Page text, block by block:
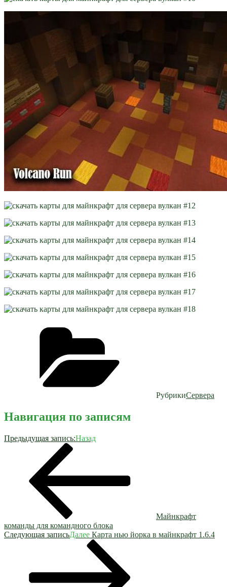
РубрикиСервера
Навигация по записям
Предыдущая запись:Назад
Майнкрафт
команды для командного блока
Следующая записьДалее Карта нью йорка в майнкрафт 1.6.4